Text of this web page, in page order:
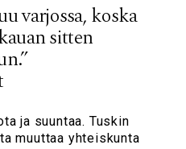
varjossa, koska
sitten
ja suuntaa. Tuskin
muuttaa yhteiskunta